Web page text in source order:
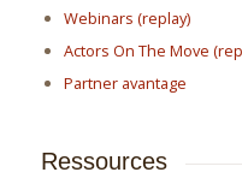
Webinars (replay)
Actors On The Move
Partner avantage
Ressources